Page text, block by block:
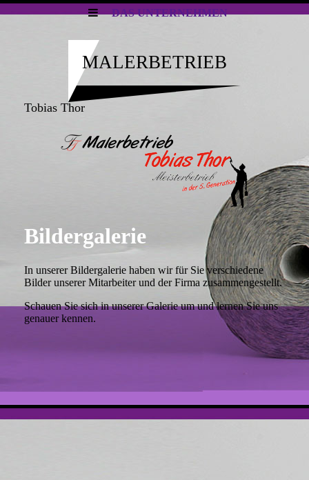
DAS UNTERNEHMEN
MALERBETRIEB
Tobias Thor
Bildergalerie
In unserer Bildergalerie haben wir für Sie verschiedene
Bilder unserer Mitarbeiter und der Firma zusammengestellt.
Schauen Sie sich in unserer Galerie um und lernen Sie uns
genauer kennen.